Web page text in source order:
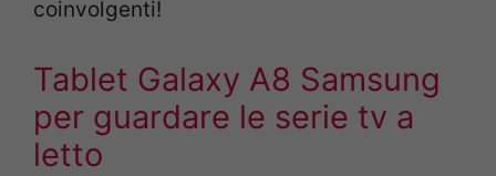
coinvolgenti!
Tablet Galaxy A8 Samsung
per guardare le serie tv a
letto